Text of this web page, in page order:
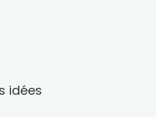
idées